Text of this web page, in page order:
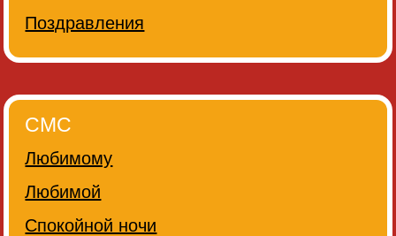
Поздравления
СМС
Любимому
Любимой
Спокойной ночи